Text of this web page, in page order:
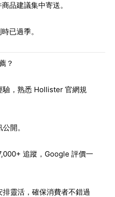
品建議集中寄送。
已過季。
？
驗，熟悉 Hollister 官網規
開。
追蹤，Google 評價一
靈活，確保消費者不錯過